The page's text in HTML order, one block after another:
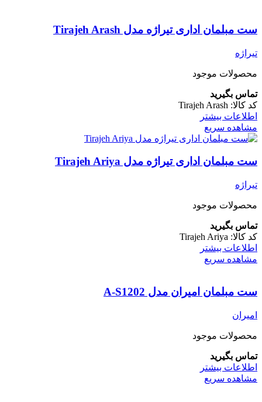
ست مبلمان اداری تیراژه مدل Tirajeh Arash
تیراژه
محصولات موجود
تماس بگیرید
کد کالا: Tirajeh Arash
اطلاعات بیشتر
مشاهده سریع
ست مبلمان اداری تیراژه مدل Tirajeh Ariya
تیراژه
محصولات موجود
تماس بگیرید
کد کالا: Tirajeh Ariya
اطلاعات بیشتر
مشاهده سریع
ست مبلمان امیران مدل A-S1202
امیران
محصولات موجود
تماس بگیرید
اطلاعات بیشتر
مشاهده سریع